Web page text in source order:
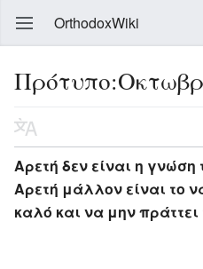
OrthodoxWiki
Αρετή δεν είναι η γνώση
Αρετή μάλλον είναι το
καλό και να μην πράττει